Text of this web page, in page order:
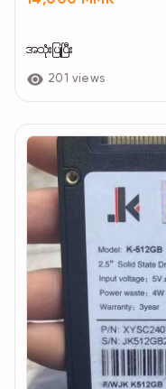
အသုံးပြုပြီး
201 views